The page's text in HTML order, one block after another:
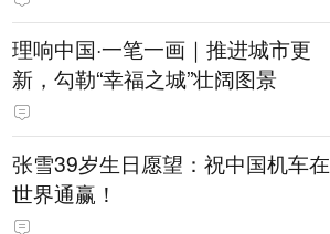
理响中国·一笔一画｜推进城市更
新，勾勒“幸福之城”壮阔图景
张雪39岁生日愿望：祝中国机车在
世界通赢！